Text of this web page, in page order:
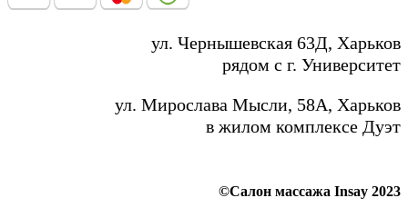
ул. Чернышевская 63Д, Харьков
рядом с г. Университет
ул. Мирослава Мысли, 58А, Харьков
в жилом комплексе Дуэт
©Салон массажа Insay 2023